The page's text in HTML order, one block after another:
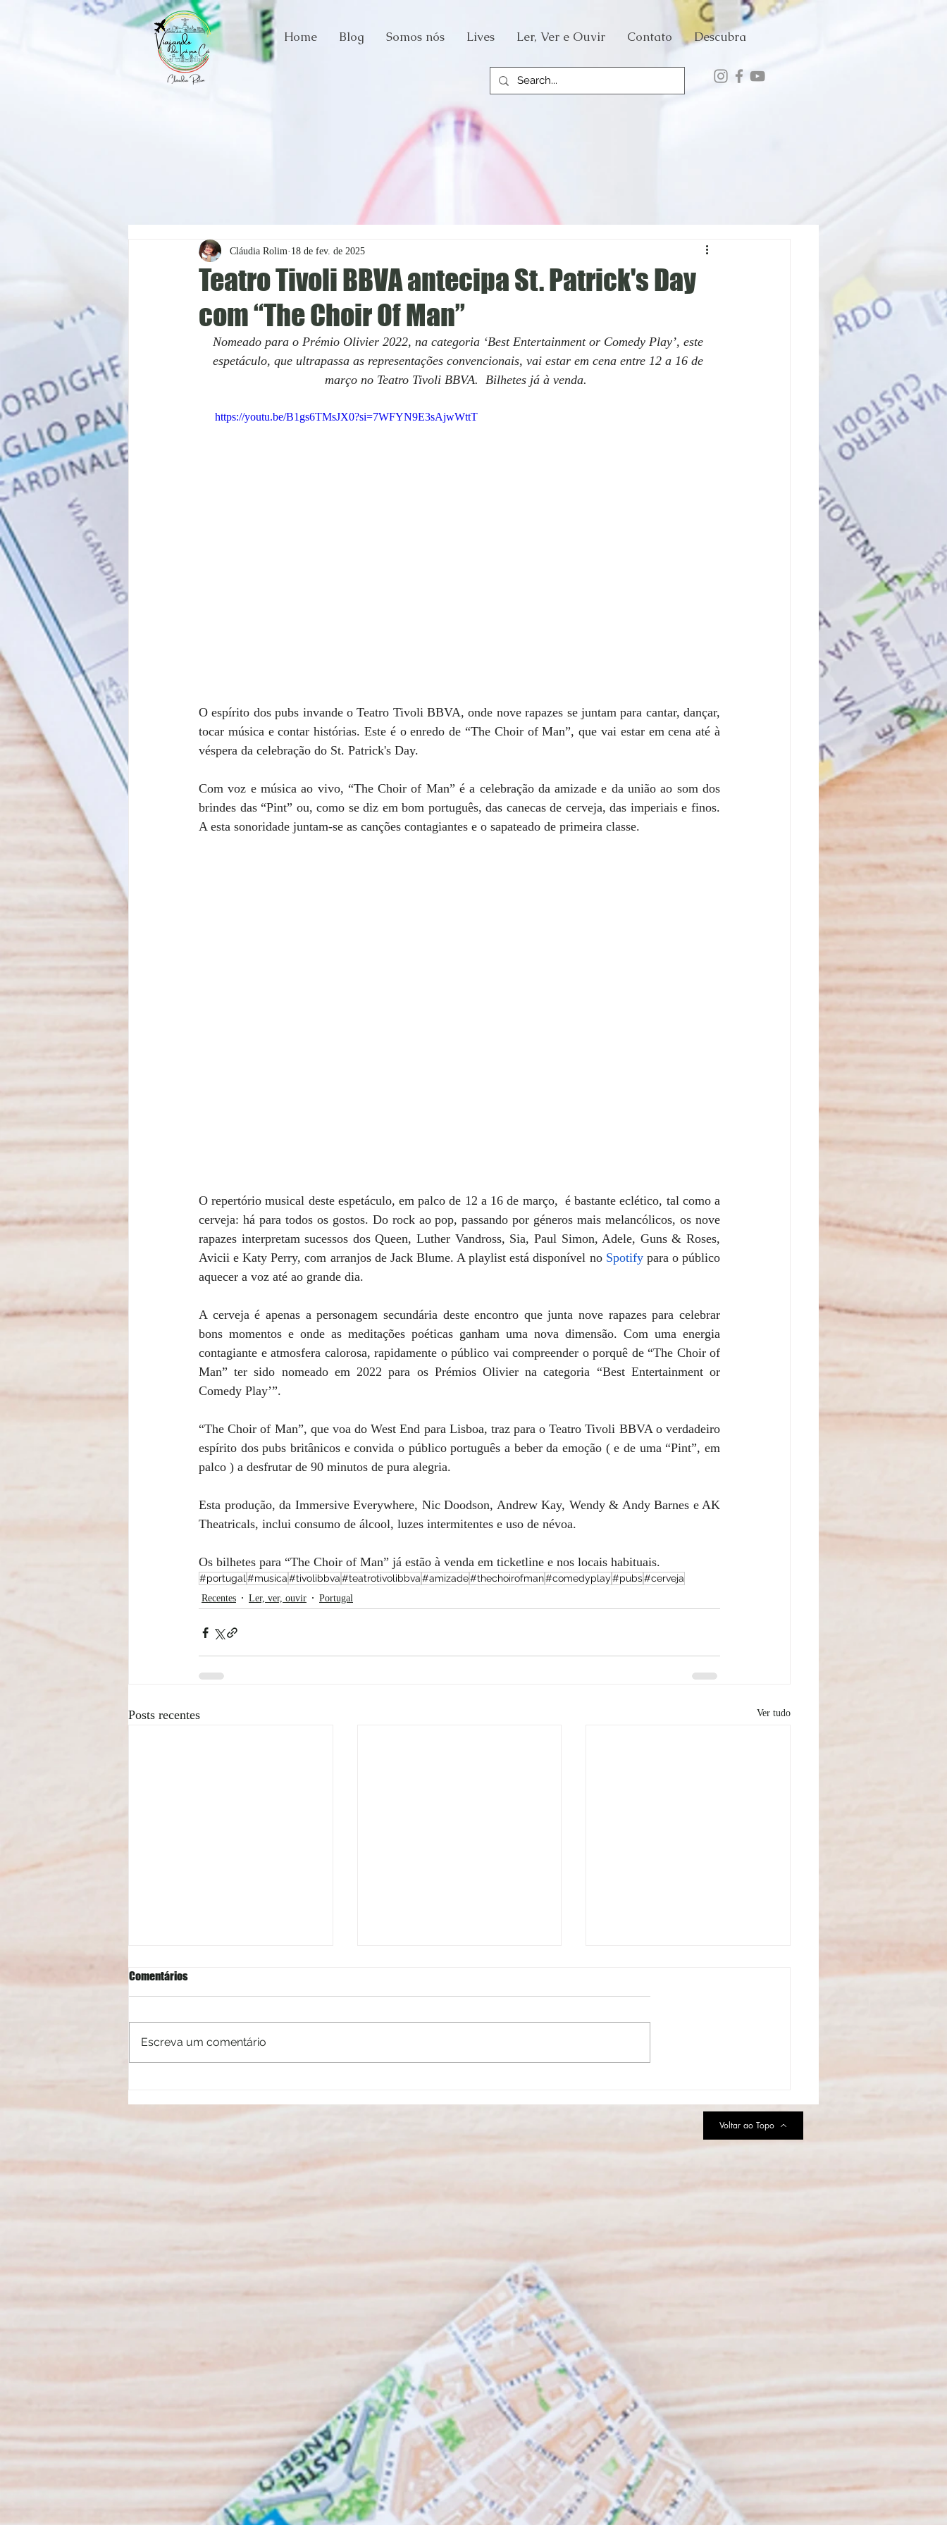
Home Blog Somos nós Lives Ler, Ver e Ouvir Contato Descubra
Teatro Tivoli BBVA antecipa St. Patrick's Day
com “The Choir Of Man”
Cláudia Rolim 18 de fev. de 2025
Nomeado para o Prémio Olivier 2022, na categoria ‘Best Entertainment or Comedy Play’, este
espetáculo, que ultrapassa as representações convencionais, vai estar em cena entre 12 a 16 de
março no Teatro Tivoli BBVA.  Bilhetes já à venda.
https://youtu.be/B1gs6TMsJX0?si=7WFYN9E3sAjwWttT
O espírito dos pubs invande o Teatro Tivoli BBVA, onde nove rapazes se juntam para cantar, dançar,
tocar música e contar histórias. Este é o enredo de “The Choir of Man”, que vai estar em cena até à
véspera da celebração do St. Patrick's Day.
Com voz e música ao vivo, “The Choir of Man” é a celebração da amizade e da união ao som dos
brindes das “Pint” ou, como se diz em bom português, das canecas de cerveja, das imperiais e finos.
A esta sonoridade juntam-se as canções contagiantes e o sapateado de primeira classe.
O repertório musical deste espetáculo, em palco de 12 a 16 de março,  é bastante eclético, tal como a
cerveja: há para todos os gostos. Do rock ao pop, passando por géneros mais melancólicos, os nove
rapazes interpretam sucessos dos Queen, Luther Vandross, Sia, Paul Simon, Adele, Guns & Roses,
Avicii e Katy Perry, com arranjos de Jack Blume. A playlist está disponível no Spotify para o público
aquecer a voz até ao grande dia.
A cerveja é apenas a personagem secundária deste encontro que junta nove rapazes para celebrar
bons momentos e onde as meditações poéticas ganham uma nova dimensão. Com uma energia
contagiante e atmosfera calorosa, rapidamente o público vai compreender o porquê de “The Choir of
Man” ter sido nomeado em 2022 para os Prémios Olivier na categoria “Best Entertainment or
Comedy Play’”.
“The Choir of Man”, que voa do West End para Lisboa, traz para o Teatro Tivoli BBVA o verdadeiro
espírito dos pubs britânicos e convida o público português a beber da emoção ( e de uma “Pint”, em
palco ) a desfrutar de 90 minutos de pura alegria.
Esta produção, da Immersive Everywhere, Nic Doodson, Andrew Kay, Wendy & Andy Barnes e AK
Theatricals, inclui consumo de álcool, luzes intermitentes e uso de névoa.
Os bilhetes para “The Choir of Man” já estão à venda em ticketline e nos locais habituais.
#portugal #musica#tivolibbva#teatrotivolibbva#amizade#thechoirofman#comedyplay#pubs#cerveja
Recentes Ler, ver, ouvir Portugal
Posts recentes Ver tudo
dos SMURFS da América Latina
Comentários
Escreva um comentário
Voltar ao Topo